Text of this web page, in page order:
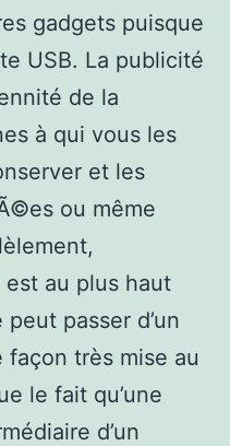
gadgets puisque
USB. La publicité
de la
à qui vous les
et les
ou même
est au plus haut
passer d’un
très mise au
le fait qu’une
d’un